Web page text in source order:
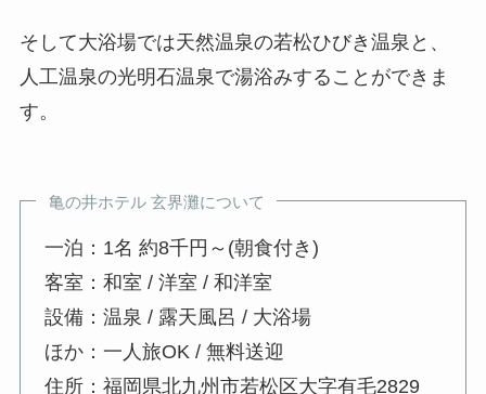
そして大浴場では天然温泉の若松ひびき温泉と、
人工温泉の光明石温泉で湯浴みすることができま
す。
亀の井ホテル 玄界灘について
一泊：1名 約8千円～(朝食付き)
客室：和室 / 洋室 / 和洋室
設備：温泉 / 露天風呂 / 大浴場
ほか：一人旅OK / 無料送迎
住所：福岡県北九州市若松区大字有毛2829